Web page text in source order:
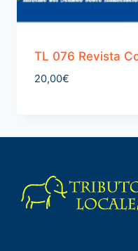
TL 076 Revista
20,00€